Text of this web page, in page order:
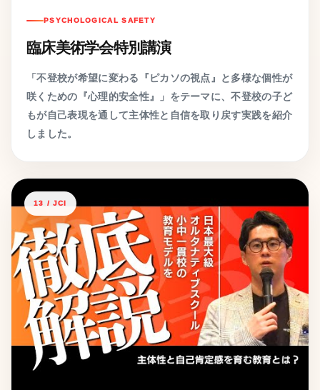
PSYCHOLOGICAL SAFETY
臨床美術学会特別講演
「不登校が希望に変わる『ピカソの視点』と多様な個性が
咲くための『心理的安全性』」をテーマに、不登校の子ど
もが自己表現を通して主体性と自信を取り戻す実践を紹介
しました。
13 / JCI